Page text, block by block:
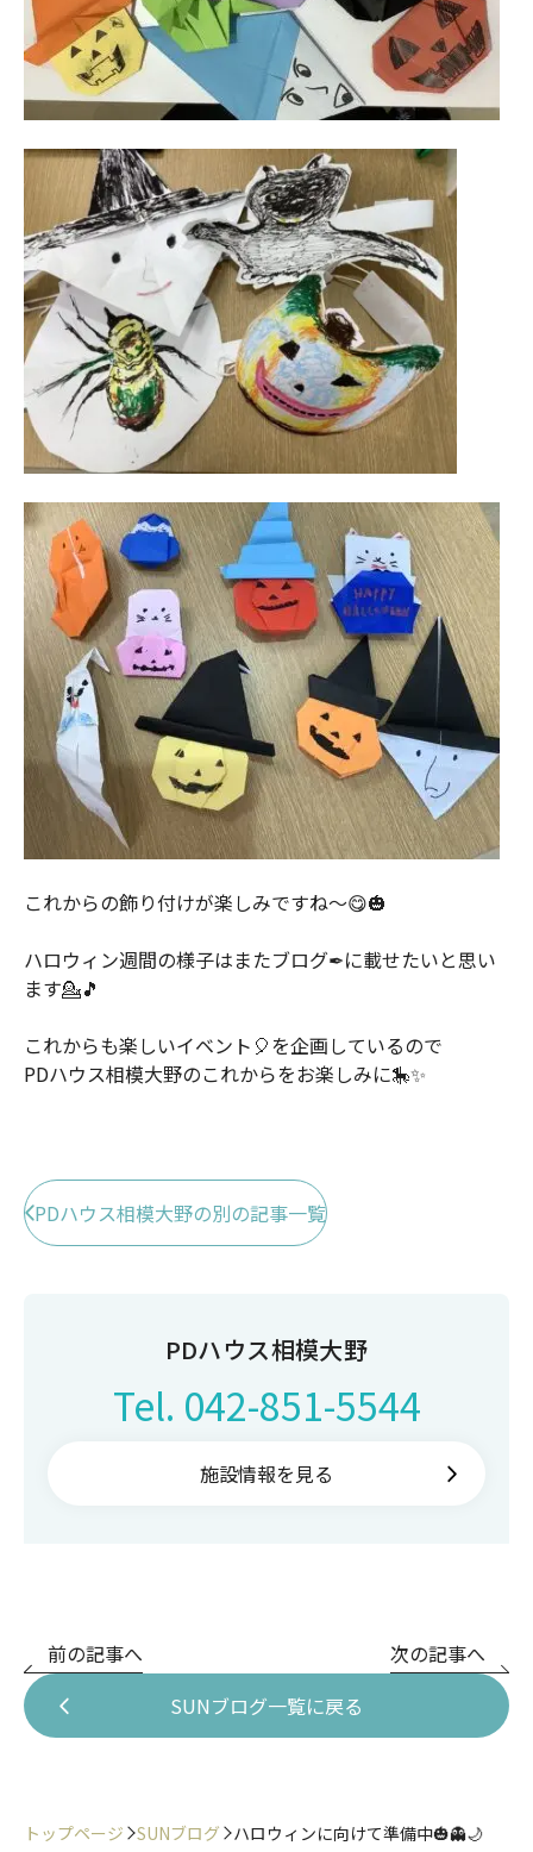
これからの飾り付けが楽しみですね～😋🎃
ハロウィン週間の様子はまたブログ✒に載せたいと思い
ます💁🎵
これからも楽しいイベント🎈を企画しているので
PDハウス相模大野のこれからをお楽しみに🎠✨
PDハウス相模大野の別の記事一覧
PDハウス相模大野
Tel. 042-851-5544
施設情報を見る
前の記事へ
SUNブログ一覧に戻る
次の記事へ
トップページ SUNブログ ハロウィンに向けて準備中🎃👻🌙